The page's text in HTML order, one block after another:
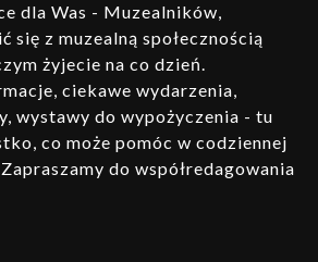
dla Was - Muzealników,
się z muzealną społecznością
żyjecie na co dzień.
ciekawe wydarzenia,
wystawy do wypożyczenia - tu
co może pomóc w codziennej
do współredagowania